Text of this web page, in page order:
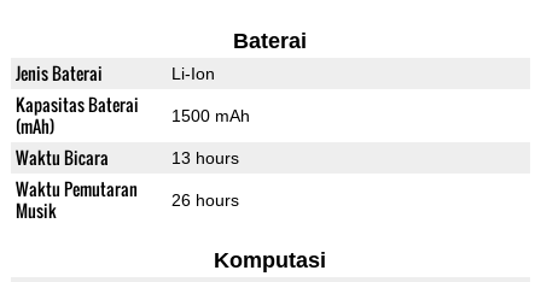
Baterai
Jenis Baterai Li-Ion
Kapasitas Baterai
(mAh)
1500 mAh
Waktu Bicara 13 hours
Waktu Pemutaran
Musik
26 hours
Komputasi